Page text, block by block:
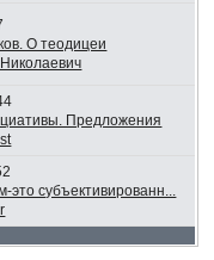
О теодицеи
Предложения
это субъективированн...